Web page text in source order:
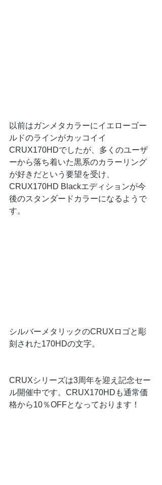
以前はガンメタカラーにイエローゴー
ルドのラインがカッコイイ
CRUX170HDでしたが、多くのユーザ
ーから落ち着いた黒系のカラーリング
が好きだという要望を受け、
CRUX170HD Blackエディションが今
後のスタンダードカラーになるようで
す。
シルバーメタリックのCRUXロゴと彫
刻された170HDの文字。
CRUXシリーズは3周年を迎え記念セー
ル開催中です。CRUX170HDも通常価
格から10％OFFとなっております！